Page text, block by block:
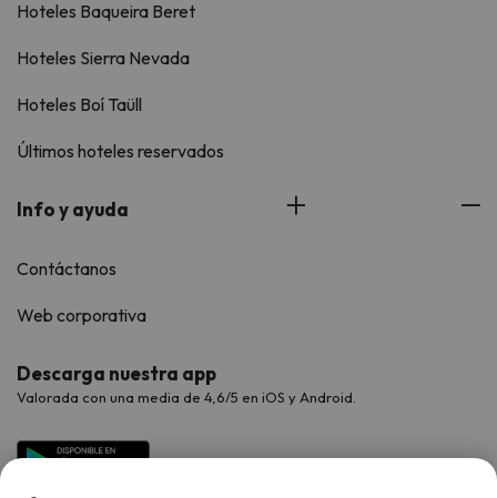
Hoteles Baqueira Beret
Hoteles Sierra Nevada
Hoteles Boí Taüll
Últimos hoteles reservados
Info y ayuda
Contáctanos
Web corporativa
Descarga nuestra app
Valorada con una media de 4,6/5 en iOS y Android.